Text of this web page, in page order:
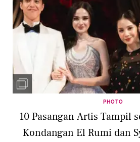
PHOTO
10 Pasangan Artis Tampil
Kondangan El Rumi dan